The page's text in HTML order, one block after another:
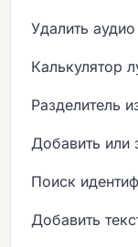
Удалить
Калькулятор
Разделитель
Добавить или
Поиск
Добавить